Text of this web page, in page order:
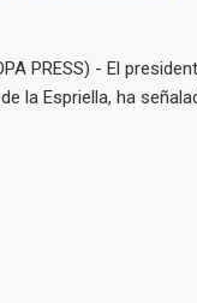
PRESS) - El
la Espriella, ha